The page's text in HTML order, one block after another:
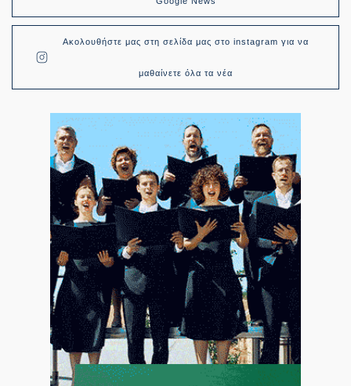
Ακολουθήστε μας στη σελίδα μας στο instagram για να
μαθαίνετε όλα τα νέα